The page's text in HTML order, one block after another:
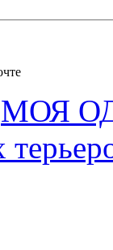
МОЯ